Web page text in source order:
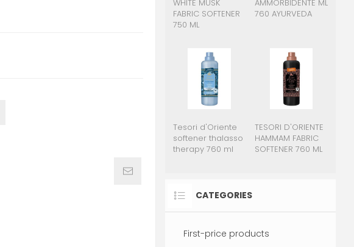
WHITE MUSK
FABRIC SOFTENER
750 ML
AMMORBIDENTE ML
760 AYURVEDA
Tesori d'Oriente
softener thalasso
therapy 760 ml
TESORI D'ORIENTE
HAMMAM FABRIC
SOFTENER 760 ML
CATEGORIES
First-price products